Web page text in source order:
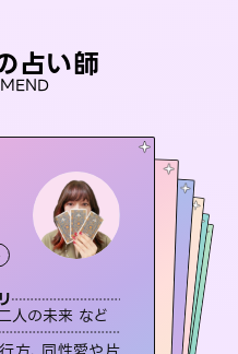
占い師
人の未来 など
げんみう）
タロット
ィング
ゴリ
気持ち、復縁 など
＊花
リーディング
カテゴリ
い、復縁 など
いて
感オラクル
ラ
カード
相談カテゴリ
あの人の気持ち など
ついて
チュアル・リーディング
な相談カテゴリ
あの人の気持ち、復縁 など
について
ピスト理恵
・オーラ タロット
リチュアル・リーディング
な相談カテゴリ
、二人の未来、年の差 など
師について